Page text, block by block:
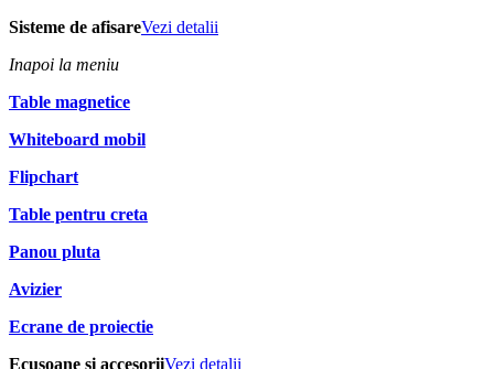
Sisteme de afisareVezi detalii
Inapoi la meniu
Table magnetice
Whiteboard mobil
Flipchart
Table pentru creta
Panou pluta
Avizier
Ecrane de proiectie
Ecusoane si accesoriiVezi detalii